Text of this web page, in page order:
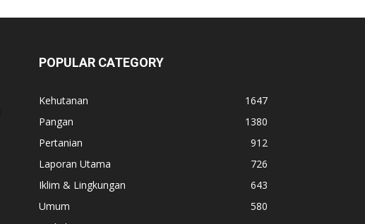
POPULAR CATEGORY
Kehutanan
1647
Pangan
1380
Pertanian
912
Laporan Utama
726
Iklim & Lingkungan
643
Umum
580